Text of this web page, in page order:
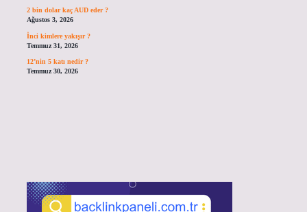
2 bin dolar kaç AUD eder ?
Ağustos 3, 2026
İnci kimlere yakışır ?
Temmuz 31, 2026
12’nin 5 katı nedir ?
Temmuz 30, 2026